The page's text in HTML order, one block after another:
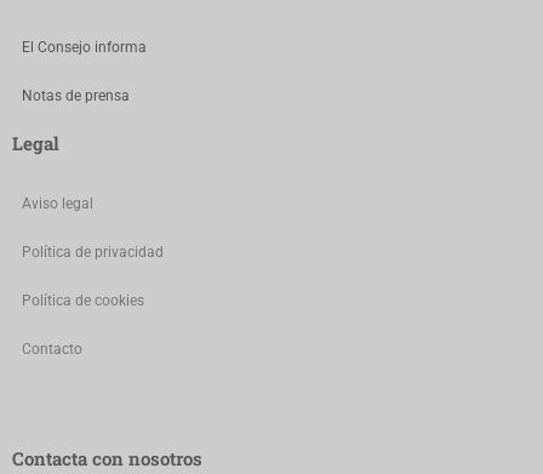
El Consejo informa
Notas de prensa
Legal
Aviso legal
Política de privacidad
Política de cookies
Contacto
Contacta con nosotros